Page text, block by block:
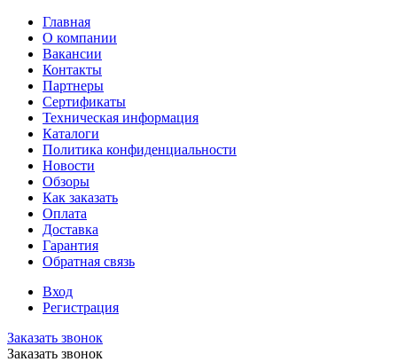
Главная
О компании
Вакансии
Контакты
Партнеры
Сертификаты
Техническая информация
Каталоги
Политика конфиденциальности
Новости
Обзоры
Как заказать
Оплата
Доставка
Гарантия
Обратная связь
Вход
Регистрация
Заказать звонок
Заказать звонок